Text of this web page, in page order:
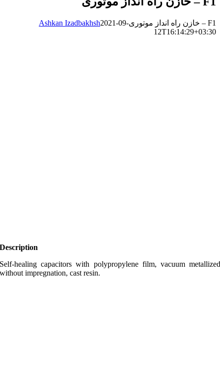
Ashkan Izadbakhsh 2021-09-
Self-healing capacitors with polypropylene
without impregnation, cast resin.